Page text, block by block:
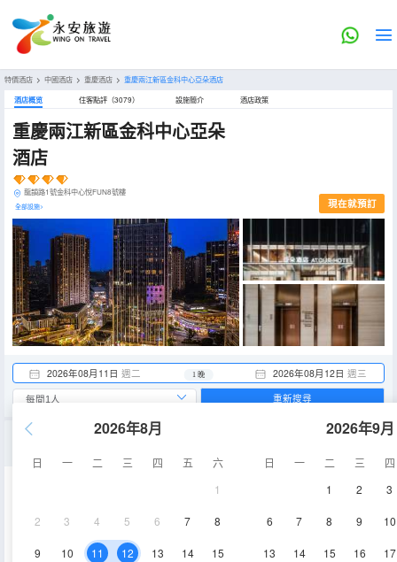
特價酒店 > 中國酒店 > 重慶酒店 > 重慶兩江新區金科中心亞朵酒店
酒店概览 住客點評（3079） 設施簡介 酒店政策
重慶兩江新區金科中心亞朵
酒店
龍韻路1號金科中心悅FUN8號樓
全部設施> 現在就預訂
2026年08月11日 週二 2026年08月12日 週三
1 晚
2026年8月
日 一 二 三 四 五
六
1
2 3 4 5 6 7 8
9 10 11 12 13 14 15
2026年9月
日 一 二 三
四
1
2 3
6 7 8 9 10
13 14 15 16 17
重新搜尋
30-37㎡ 空調